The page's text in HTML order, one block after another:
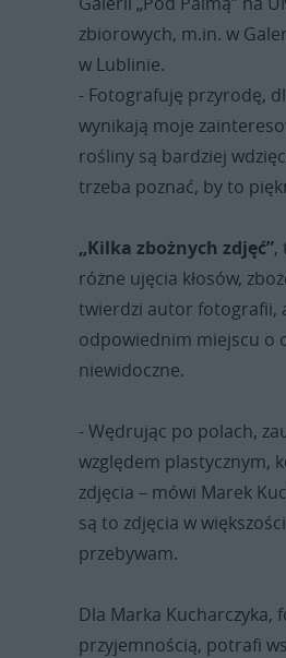
zbiorowych, m.in. w
w Lublinie.
- Fotografuję przyrodę,
wynikają moje
rośliny są bardziej
trzeba poznać, by to
„Kilka zbożnych zdjęć”,
różne ujęcia kłosów,
twierdzi autor fotografii,
odpowiednim miejscu o
niewidoczne.
- Wędrując po polach,
względem plastycznym,
zdjęcia – mówi Marek
są to zdjęcia w
przebywam.
Dla Marka Kucharczyka,
przyjemnością, potrafi